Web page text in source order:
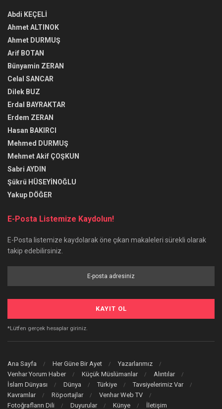
Abdi KEÇELİ
Ahmet ALTINOK
Ahmet DURMUŞ
Arif BOTAN
Bünyamin ZERAN
Celal SANCAR
Dilek BUZ
Erdal BAYRAKTAR
Erdem ZERAN
Hasan BAKIRCI
Mehmed DURMUŞ
Mehmet Akif ÇOŞKUN
Sabri AYDIN
Şükrü HÜSEYİNOĞLU
Yakup DÖĞER
E-Posta Listemize Kaydolun!
E-Posta listemize kaydolarak öne çıkan makaleleri sürekli olarak
takip edebilirsiniz.
*Lütfen gerçek hesaplar giriniz.
Ana Sayfa Her Güne Bir Ayet
Yazarlarımız
Venhar Yorum Haber
Küçük Müslümanlar
Alıntılar
İslam Dünyası
Dünya Türkiye
Tavsiyelerimiz Var
Kavramlar
Röportajlar
Venhar Web TV
Fotoğrafların Dili
Duyurular Künye İletişim